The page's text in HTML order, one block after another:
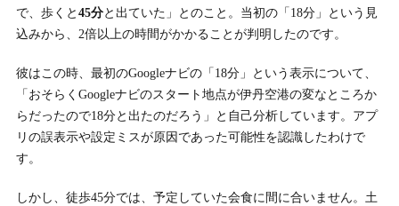
7-3. 7-3. 事実婚解消（離婚）の発表（2022年）とその後の関係
8-1. 8-1. 合計3人の子供たち
8-2. 8-2. 1人目の妻との間の2人の子供（双子）
で、歩くと 45分と出ていた」とのこと。当初の「18分」という見
込みから、2倍以上の時間がかかることが判明したのです。
彼はこの時、最初のGoogleナビの「18分」という表示について、
「おそらくGoogleナビのスタート地点が伊丹空港の変なところか
らだったので18分と出たのだろう」と自己分析しています。アプ
リの誤表示や設定ミスが原因であった可能性を認識したわけで
す。
しかし、徒歩45分では、予定していた会食に間に合いません。土